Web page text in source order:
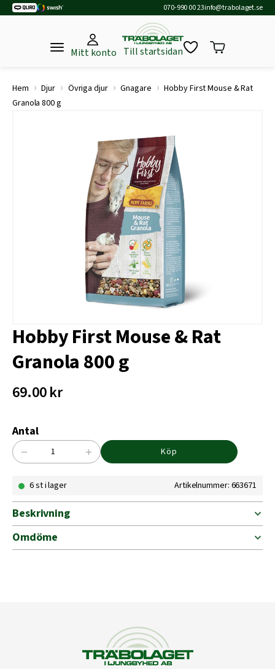
070-990 00 23info@trabolaget.se
Mitt konto Till startsidan
Hem › Djur › Övriga djur › Gnagare › Hobby First Mouse & Rat
Granola 800 g
Hobby First Mouse & Rat
Granola 800 g
69.00kr
Antal
Hobby
Mouse
Rat
800
g
− + Köp
6 st i lager Artikelnummer: 663671
Beskrivning
Omdöme